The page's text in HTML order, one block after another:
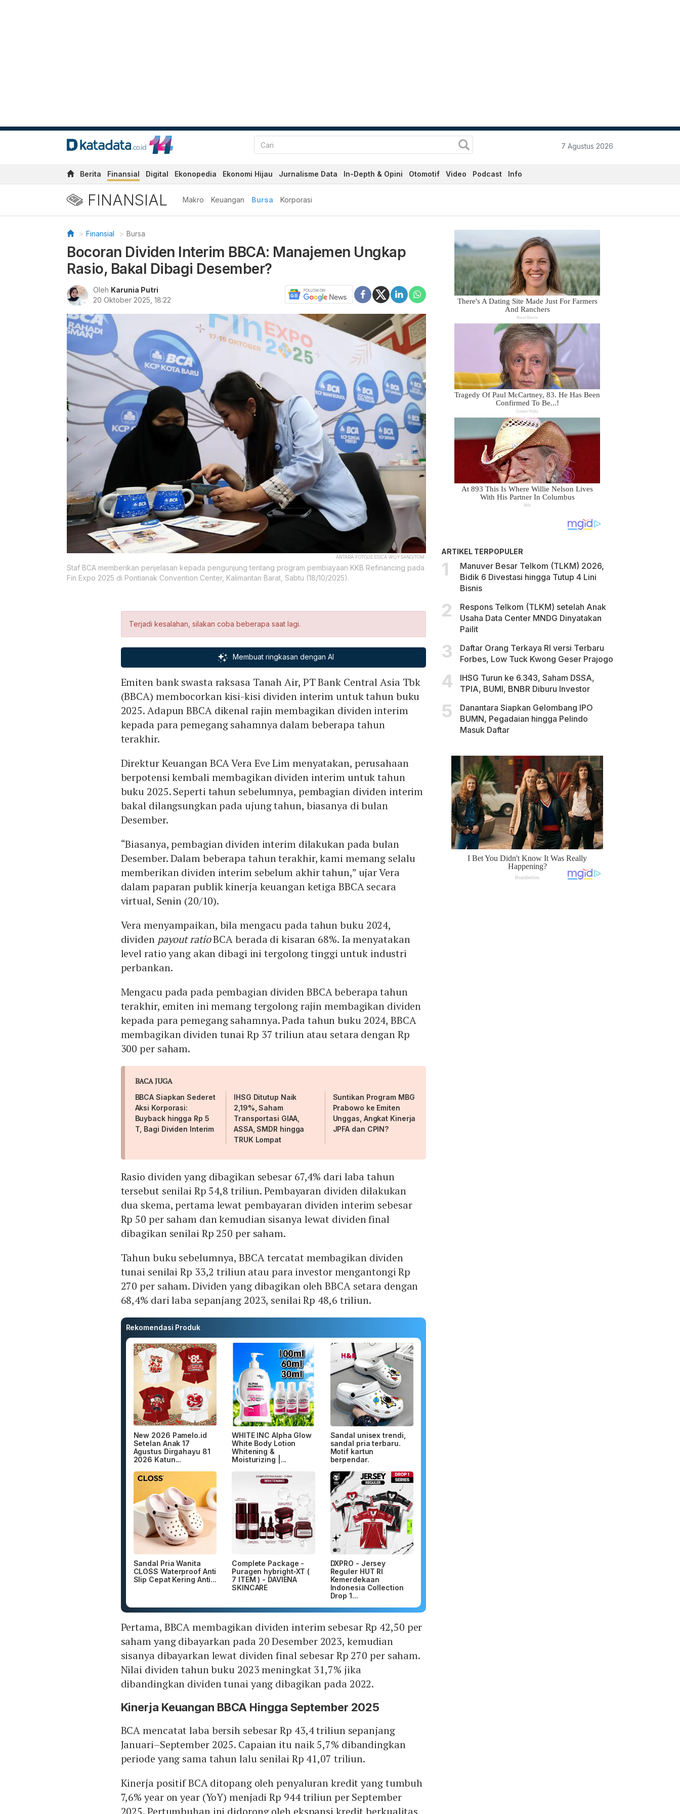
7 Agustus 2026
Berita Finansial Digital Ekonopedia Ekonomi Hijau Jurnalisme Data In-Depth & Opini Otomotif Video Podcast Info
FINANSIAL Makro Keuangan Bursa Korporasi
Finansial Bursa
Bocoran Dividen Interim BBCA: Manajemen Ungkap
Rasio, Bakal Dibagi Desember?
Oleh Karunia Putri
20 Oktober 2025, 18:22
ANTARA FOTO/JESSICA WUYSANG/TOM.
Staf BCA memberikan penjelasan kepada pengunjung tentang program pembiayaan KKB Refinancing pada
Fin Expo 2025 di Pontianak Convention Center, Kalimantan Barat, Sabtu (18/10/2025).
Terjadi kesalahan, silakan coba beberapa saat lagi.
Membuat ringkasan dengan AI
Emiten bank swasta raksasa Tanah Air, PT Bank Central Asia Tbk
(BBCA) membocorkan kisi-kisi dividen interim untuk tahun buku
2025. Adapun BBCA dikenal rajin membagikan dividen interim
kepada para pemegang sahamnya dalam beberapa tahun
terakhir.
Direktur Keuangan BCA Vera Eve Lim menyatakan, perusahaan
berpotensi kembali membagikan dividen interim untuk tahun
buku 2025. Seperti tahun sebelumnya, pembagian dividen interim
bakal dilangsungkan pada ujung tahun, biasanya di bulan
Desember.
“Biasanya, pembagian dividen interim dilakukan pada bulan
Desember. Dalam beberapa tahun terakhir, kami memang selalu
memberikan dividen interim sebelum akhir tahun,” ujar Vera
dalam paparan publik kinerja keuangan ketiga BBCA secara
virtual, Senin (20/10).
Vera menyampaikan, bila mengacu pada tahun buku 2024,
dividen payout ratioBCA berada di kisaran 68%. Ia menyatakan
level ratio yang akan dibagi ini tergolong tinggi untuk industri
perbankan.
Mengacu pada pada pembagian dividen BBCA beberapa tahun
terakhir, emiten ini memang tergolong rajin membagikan dividen
kepada para pemegang sahamnya. Pada tahun buku 2024, BBCA
membagikan dividen tunai Rp 37 triliun atau setara dengan Rp
300 per saham.
BACA JUGA
BBCA Siapkan Sederet
Aksi Korporasi:
Buyback hingga Rp 5
T, Bagi Dividen Interim
IHSG Ditutup Naik
2,19%, Saham
Transportasi GIAA,
ASSA, SMDR hingga
TRUK Lompat
Suntikan Program MBG
Prabowo ke Emiten
Unggas, Angkat Kinerja
JPFA dan CPIN?
Rasio dividen yang dibagikan sebesar 67,4% dari laba tahun
tersebut senilai Rp 54,8 triliun. Pembayaran dividen dilakukan
dua skema, pertama lewat pembayaran dividen interim sebesar
Rp 50 per saham dan kemudian sisanya lewat dividen final
dibagikan senilai Rp 250 per saham.
Tahun buku sebelumnya, BBCA tercatat membagikan dividen
tunai senilai Rp 33,2 triliun atau para investor mengantongi Rp
270 per saham. Dividen yang dibagikan oleh BBCA setara dengan
68,4% dari laba sepanjang 2023, senilai Rp 48,6 triliun.
Rekomendasi Produk
New 2026 Pamelo.id
Setelan Anak 17
Agustus Dirgahayu 81
2026 Katun...
WHITE INC Alpha Glow
White Body Lotion
Whitening &
Moisturizing |...
Sandal unisex trendi,
sandal pria terbaru.
Motif kartun
berpendar.
Sandal Pria Wanita
CLOSS Waterproof Anti
Slip Cepat Kering Anti...
Complete Package -
Puragen hybright-XT (
7 ITEM ) - DAVIENA
SKINCARE
DXPRO - Jersey
Reguler HUT RI
Kemerdekaan
Indonesia Collection
Drop 1...
Pertama, BBCA membagikan dividen interim sebesar Rp 42,50 per
saham yang dibayarkan pada 20 Desember 2023, kemudian
sisanya dibayarkan lewat dividen final sebesar Rp 270 per saham.
Nilai dividen tahun buku 2023 meningkat 31,7% jika
dibandingkan dividen tunai yang dibagikan pada 2022.
Kinerja Keuangan BBCA Hingga September 2025
BCA mencatat laba bersih sebesar Rp 43,4 triliun sepanjang
Januari–September 2025. Capaian itu naik 5,7% dibandingkan
periode yang sama tahun lalu senilai Rp 41,07 triliun.
Kinerja positif BCA ditopang oleh penyaluran kredit yang tumbuh
7,6% year on year (YoY) menjadi Rp 944 triliun per September
ARTIKEL TERPOPULER
Manuver Besar Telkom (TLKM) 2026,
Bidik 6 Divestasi hingga Tutup 4 Lini
Bisnis
Respons Telkom (TLKM) setelah Anak
Usaha Data Center MNDG Dinyatakan
Pailit
Daftar Orang Terkaya RI versi Terbaru
Forbes, Low Tuck Kwong Geser Prajogo
IHSG Turun ke 6.343, Saham DSSA,
TPIA, BUMI, BNBR Diburu Investor
Danantara Siapkan Gelombang IPO
BUMN, Pegadaian hingga Pelindo
Masuk Daftar